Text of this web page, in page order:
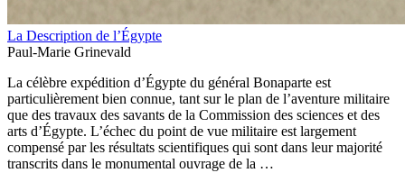
La Description de l’Égypte
Paul-Marie Grinevald
La célèbre expédition d’Égypte du général Bonaparte est
particulièrement bien connue, tant sur le plan de l’aventure militaire
que des travaux des savants de la Commission des sciences et des
arts d’Égypte. L’échec du point de vue militaire est largement
compensé par les résultats scientifiques qui sont dans leur majorité
transcrits dans le monumental ouvrage de la …